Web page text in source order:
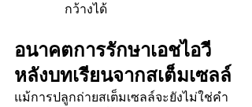
กว้างได้
อนาคตการรักษาเอชไอวี
หลังบทเรียนจากสเต็มเซลล์
แม้การปลูกถ่ายสเต็มเซลล์จะยังไม่ใช่คำ